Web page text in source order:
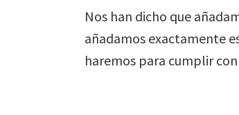
Nos han dicho que
añadamos exactamente
haremos para cumplir